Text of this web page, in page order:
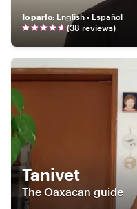
Io parlo: English • Español
(38 reviews)
Tanivet
The Oaxacan guide